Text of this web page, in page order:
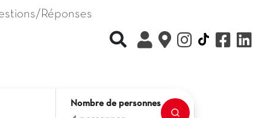
Réponses
Recherche rapide
Nombre de personnes